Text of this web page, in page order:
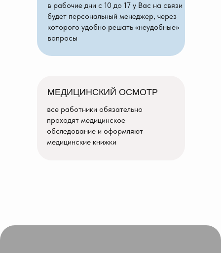
все работники обязательно
проходят медицинское
обследование и оформляют
медицинские книжки
в рабочие дни с 10 до 17 у Вас на связи
будет персональный менеджер, через
которого удобно решать «неудобные»
вопросы
МЕДИЦИНСКИЙ ОСМОТР